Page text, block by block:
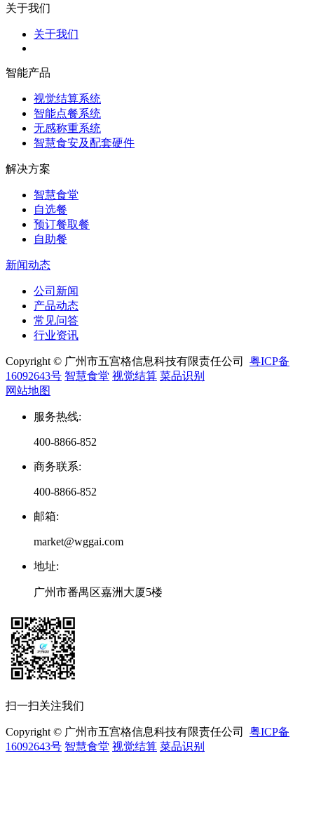
关于我们
关于我们
智能产品
视觉结算系统
智能点餐系统
无感称重系统
智慧食安及配套硬件
解决方案
智慧食堂
自选餐
预订餐取餐
自助餐
新闻动态
公司新闻
产品动态
常见问答
行业资讯
Copyright © 广州市五宫格信息科技有限责任公司 粤ICP备
16092643号 智慧食堂 视觉结算 菜品识别
网站地图
服务热线:
400-8866-852
商务联系:
400-8866-852
邮箱:
market@wggai.com
地址:
广州市番禺区嘉洲大厦5楼
扫一扫关注我们
Copyright © 广州市五宫格信息科技有限责任公司 粤ICP备
16092643号 智慧食堂 视觉结算 菜品识别